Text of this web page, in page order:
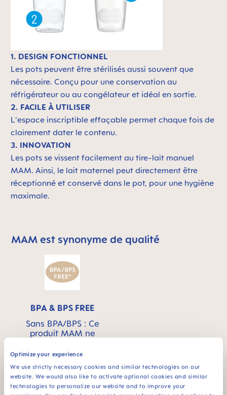
Optimize your experience
We use strictly necessary cookies and similar technologies on our
website. We would also like to activate optional cookies and similar
technologies to personalize our website and to improve your
1. DESIGN FONCTIONNEL
Les pots peuvent être stérilisés aussi souvent que
nécessaire. Conçu pour une conservation au
réfrigérateur ou au congélateur et idéal en sortie.
2. FACILE À UTILISER
L'espace inscriptible effaçable permet chaque fois de
clairement dater le contenu.
3. INNOVATION
Les pots se vissent facilement au tire-lait manuel
MAM. Ainsi, le lait maternel peut directement être
réceptionné et conservé dans le pot, pour une hygiène
maximale.
Skip MAM Means Quality Icon Bar
MAM est synonyme de qualité
BPA & BPS FREE
Sans BPA/BPS : Ce
produit MAM ne
conformément à la
réglementation en
vigueur. Il ne contient
pas non plus de BPS.